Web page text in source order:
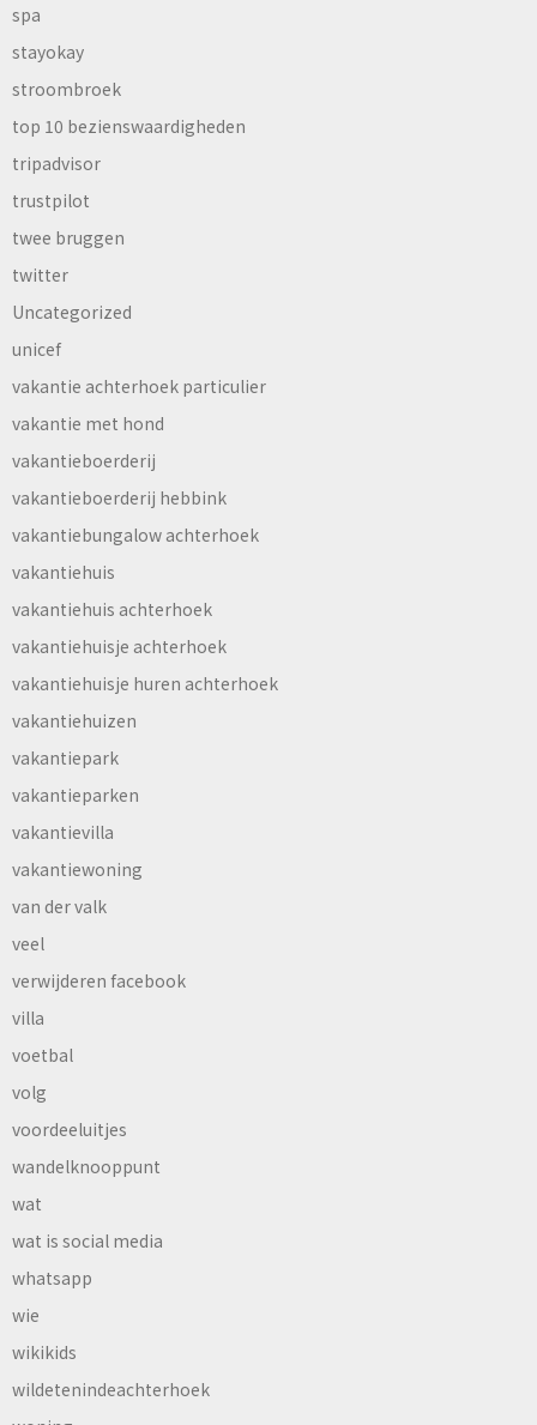
spa
stayokay
stroombroek
top 10 bezienswaardigheden
tripadvisor
trustpilot
twee bruggen
twitter
Uncategorized
unicef
vakantie achterhoek particulier
vakantie met hond
vakantieboerderij
vakantieboerderij hebbink
vakantiebungalow achterhoek
vakantiehuis
vakantiehuis achterhoek
vakantiehuisje achterhoek
vakantiehuisje huren achterhoek
vakantiehuizen
vakantiepark
vakantieparken
vakantievilla
vakantiewoning
van der valk
veel
verwijderen facebook
villa
voetbal
volg
voordeeluitjes
wandelknooppunt
wat
wat is social media
whatsapp
wie
wikikids
wildetenindeachterhoek